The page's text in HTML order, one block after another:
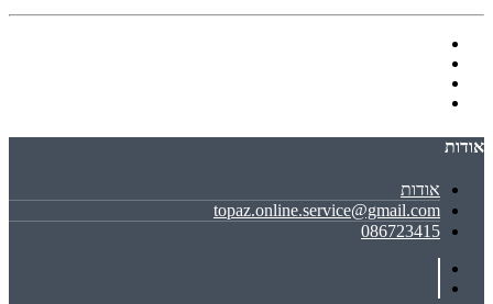
אודות
אודות
topaz.online.service@gmail.com
086723415